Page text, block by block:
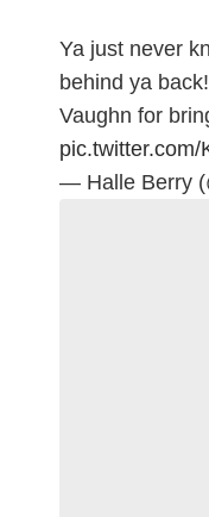
Ya just never
behind ya
Vaughn for
pic.twitter.com/
— Halle Berry